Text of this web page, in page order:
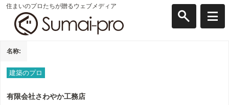
住まいのプロたちが贈るウェブメディア
名称
建築のプロ
有限会社さわやか工務店